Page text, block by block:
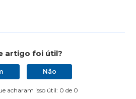
artigo foi útil?
Não
acharam isso útil: 0 de 0